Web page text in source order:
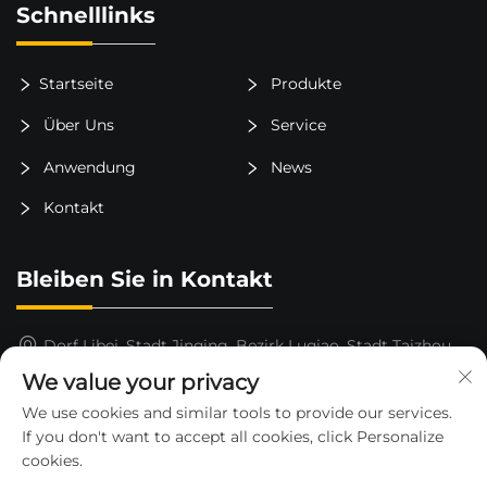
Schnelllinks
Startseite Produkte
Über Uns Service
Anwendung News
Kontakt
Bleiben Sie in Kontakt
Dorf Libei, Stadt Jinqing, Bezirk Luqiao, Stadt Taizhou,
15325652000
[email protected]
We value your privacy
We use cookies and similar tools to provide our services.
If you don't want to accept all cookies, click Personalize
cookies.